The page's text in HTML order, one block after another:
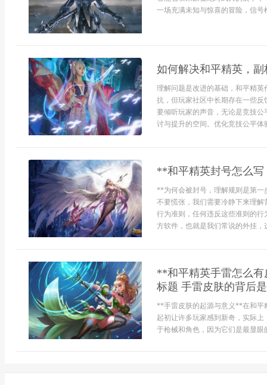
一场充满未知与惊喜的冒险，信
如何解决和平精英，
理解问题是改进的基础，和平精
抗，但玩家社区中长期存在一些
要倾听玩家的声音，无论是竞技
讨与提升的空间。优化竞技公平
**和平精英封号怎么
**为何会被封号，理解规则是第
不要慌张，我们需要冷静下来理
行为准则，任何违反这些准则的
方软件，也就是我们常说的外挂，
**和平精英手雷怎么
标题 手雷皮肤的背后
**手雷皮肤的起源与意义**在和平
起初让许多玩家感到新奇，实际
于枪械和角色，因为它们是最显